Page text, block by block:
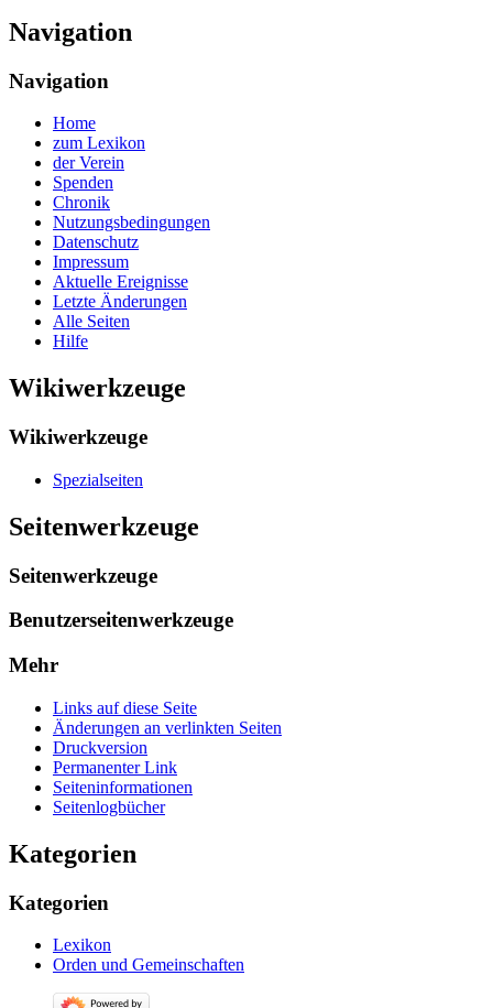
Navigation
Navigation
Home
zum Lexikon
der Verein
Spenden
Chronik
Nutzungsbedingungen
Datenschutz
Impressum
Aktuelle Ereignisse
Letzte Änderungen
Alle Seiten
Hilfe
Wikiwerkzeuge
Wikiwerkzeuge
Spezialseiten
Seitenwerkzeuge
Seitenwerkzeuge
Benutzerseitenwerkzeuge
Mehr
Links auf diese Seite
Änderungen an verlinkten Seiten
Druckversion
Permanenter Link
Seiten­­informationen
Seitenlogbücher
Kategorien
Kategorien
Lexikon
Orden und Gemeinschaften